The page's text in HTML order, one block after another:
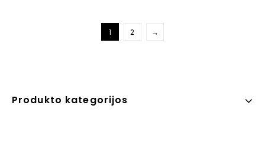
1 2 →
Produkto kategorijos